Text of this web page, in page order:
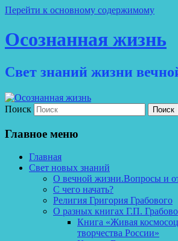
Перейти к основному содержимому
Осознанная жизнь
Свет знаний жизни
Поиск
Главное меню
Главная
Свет новых знаний
О вечной жизни.Вопросы и
С чего начать?
Религия Григория Грабового
О разных книгах Г.П.
Книга «Живая
творчества России»